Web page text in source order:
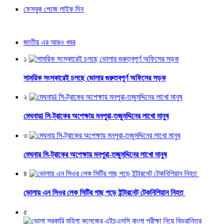
ফেসবুক পেজে লাইক দিন
জাতীয় এর আরও খবর
১
সাময়িক সংস্কারেই চলছে ভোলার গুরুত্বপূর্ণ অফিসের সড়ক
২
মেঘনায়l সি-ট্রাকের অপেক্ষায় মনপুরা-তজুমদ্দিনের লাখো মানুষ
৩
মেঘনায় সি-ট্রাকের অপেক্ষায় মনপুরা-তজুমদ্দিনের লাখো মানুষ
৪
ভোলায় এন সিওর লেক সিটির গাছ পড়ে ইন্টারনেট টেকনিশিয়ান নিহত
৫